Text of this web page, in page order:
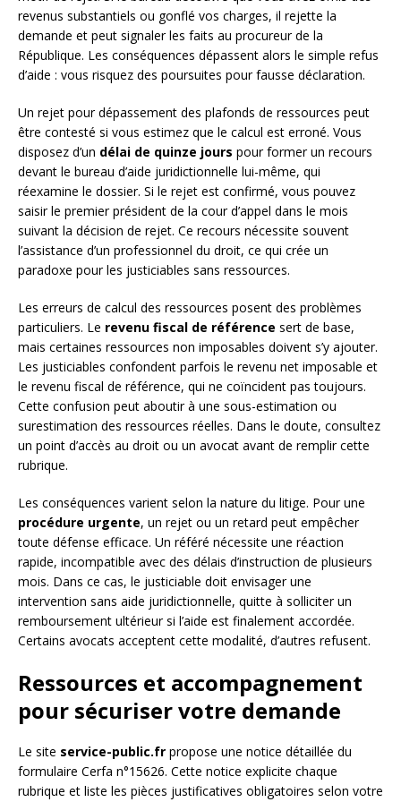
revenus substantiels ou gonflé vos charges, il rejette la
demande et peut signaler les faits au procureur de la
République. Les conséquences dépassent alors le simple refus
d’aide : vous risquez des poursuites pour fausse déclaration.
Un rejet pour dépassement des plafonds de ressources peut
être contesté si vous estimez que le calcul est erroné. Vous
disposez d’un délai de quinze jours pour former un recours
devant le bureau d’aide juridictionnelle lui-même, qui
réexamine le dossier. Si le rejet est confirmé, vous pouvez
saisir le premier président de la cour d’appel dans le mois
suivant la décision de rejet. Ce recours nécessite souvent
l’assistance d’un professionnel du droit, ce qui crée un
paradoxe pour les justiciables sans ressources.
Les erreurs de calcul des ressources posent des problèmes
particuliers. Le revenu fiscal de référence sert de base,
mais certaines ressources non imposables doivent s’y ajouter.
Les justiciables confondent parfois le revenu net imposable et
le revenu fiscal de référence, qui ne coïncident pas toujours.
Cette confusion peut aboutir à une sous-estimation ou
surestimation des ressources réelles. Dans le doute, consultez
un point d’accès au droit ou un avocat avant de remplir cette
rubrique.
Les conséquences varient selon la nature du litige. Pour une
procédure urgente, un rejet ou un retard peut empêcher
toute défense efficace. Un référé nécessite une réaction
rapide, incompatible avec des délais d’instruction de plusieurs
mois. Dans ce cas, le justiciable doit envisager une
intervention sans aide juridictionnelle, quitte à solliciter un
remboursement ultérieur si l’aide est finalement accordée.
Certains avocats acceptent cette modalité, d’autres refusent.
Ressources et accompagnement
pour sécuriser votre demande
Le site service-public.fr propose une notice détaillée du
formulaire Cerfa n°15626. Cette notice explicite chaque
rubrique et liste les pièces justificatives obligatoires selon votre